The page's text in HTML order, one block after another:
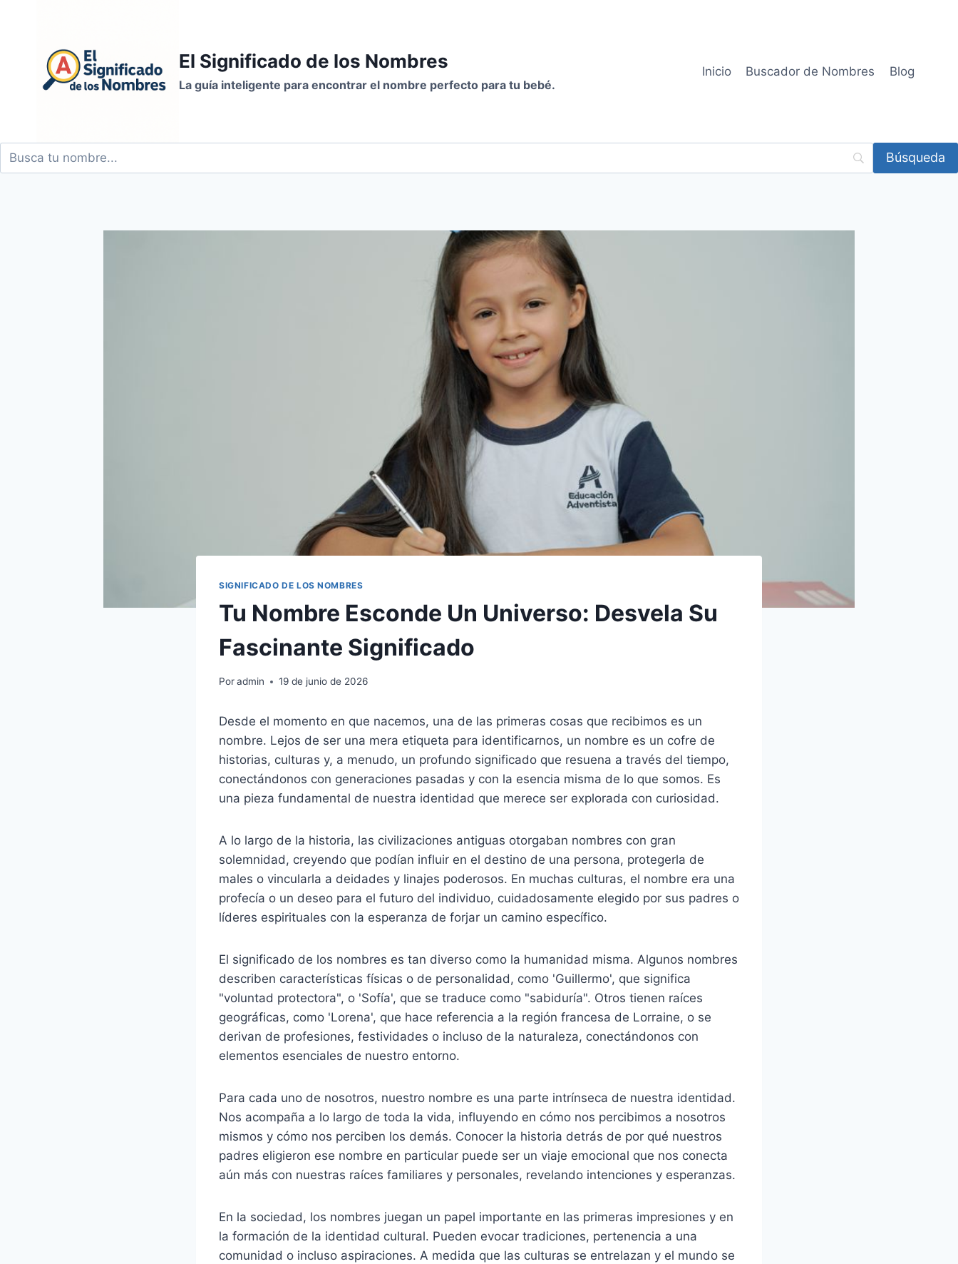
contenido
El Significado de los Nombres
La guía inteligente para encontrar el nombre perfecto para tu bebé.
Inicio Buscador de Nombres Blog
SIGNIFICADO DE LOS NOMBRES
Tu Nombre Esconde Un Universo: Desvela Su
Fascinante Significado
Poradmin 19 de junio de 2026
Desde el momento en que nacemos, una de las primeras cosas que recibimos es un
nombre. Lejos de ser una mera etiqueta para identificarnos, un nombre es un cofre de
historias, culturas y, a menudo, un profundo significado que resuena a través del tiempo,
conectándonos con generaciones pasadas y con la esencia misma de lo que somos. Es
una pieza fundamental de nuestra identidad que merece ser explorada con curiosidad.
A lo largo de la historia, las civilizaciones antiguas otorgaban nombres con gran
solemnidad, creyendo que podían influir en el destino de una persona, protegerla de
males o vincularla a deidades y linajes poderosos. En muchas culturas, el nombre era una
profecía o un deseo para el futuro del individuo, cuidadosamente elegido por sus padres o
líderes espirituales con la esperanza de forjar un camino específico.
El significado de los nombres es tan diverso como la humanidad misma. Algunos nombres
describen características físicas o de personalidad, como 'Guillermo', que significa
"voluntad protectora", o 'Sofía', que se traduce como "sabiduría". Otros tienen raíces
geográficas, como 'Lorena', que hace referencia a la región francesa de Lorraine, o se
derivan de profesiones, festividades o incluso de la naturaleza, conectándonos con
elementos esenciales de nuestro entorno.
Para cada uno de nosotros, nuestro nombre es una parte intrínseca de nuestra identidad.
Nos acompaña a lo largo de toda la vida, influyendo en cómo nos percibimos a nosotros
mismos y cómo nos perciben los demás. Conocer la historia detrás de por qué nuestros
padres eligieron ese nombre en particular puede ser un viaje emocional que nos conecta
aún más con nuestras raíces familiares y personales, revelando intenciones y esperanzas.
En la sociedad, los nombres juegan un papel importante en las primeras impresiones y en
la formación de la identidad cultural. Pueden evocar tradiciones, pertenencia a una
comunidad o incluso aspiraciones. A medida que las culturas se entrelazan y el mundo se